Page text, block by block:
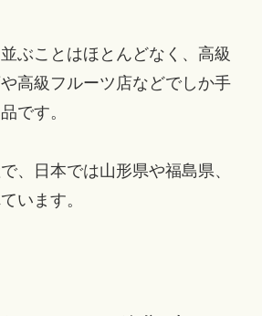
ぶことはほとんどなく、高級
高級フルーツ店などでしか手
です。
、日本では山形県や福島県、
います。